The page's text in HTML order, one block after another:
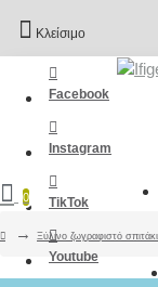
Κλείσιμο
Facebook
Instagram
TikTok
Youtube
0
Ξύλινο ζωγραφιστό